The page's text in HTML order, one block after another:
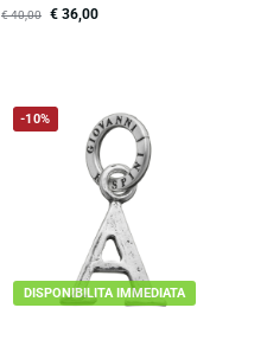
€40,00 € 36,00
-10%
DISPONIBILITA IMMEDIATA